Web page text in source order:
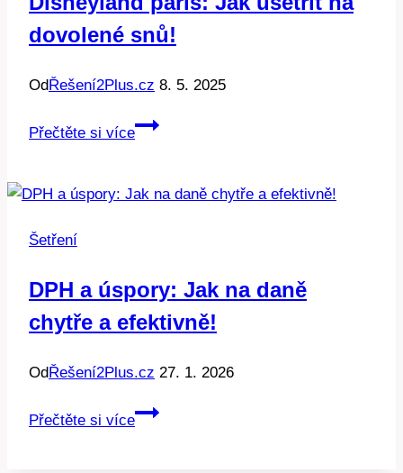
to
efektivně!
dovolené snů!
OdŘešení2Plus.cz 8. 5. 2025
Přečtěte si více
Disneyland
ušetřit
Šetření
DPH a úspory: Jak na daně
chytře a efektivně!
OdŘešení2Plus.cz 27. 1. 2026
Přečtěte si více
DPH